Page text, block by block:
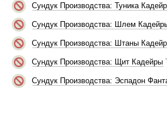
Сундук Производства: Туника
Сундук Производства: Шлем
Сундук Производства: Штаны
Сундук Производства: Щит Кадейры
Сундук Производства: Эспадон